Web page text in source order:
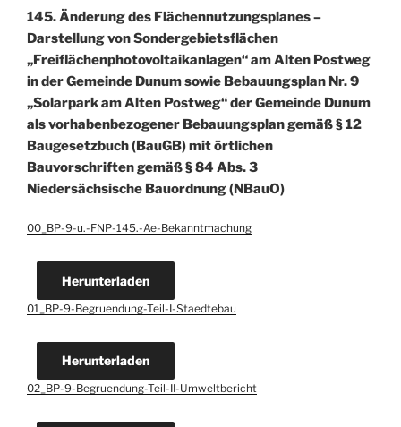
145. Änderung des Flächennutzungsplanes –
Darstellung von Sondergebietsflächen
„Freiflächenphotovoltaikanlagen“ am Alten Postweg
in der Gemeinde Dunum sowie Bebauungsplan Nr. 9
„Solarpark am Alten Postweg“ der Gemeinde Dunum
als vorhabenbezogener Bebauungsplan gemäß § 12
Baugesetzbuch (BauGB) mit örtlichen
Bauvorschriften gemäß § 84 Abs. 3
Niedersächsische Bauordnung (NBauO)
00_BP-9-u.-FNP-145.-Ae-Bekanntmachung
Herunterladen
01_BP-9-Begruendung-Teil-I-Staedtebau
Herunterladen
02_BP-9-Begruendung-Teil-II-Umweltbericht